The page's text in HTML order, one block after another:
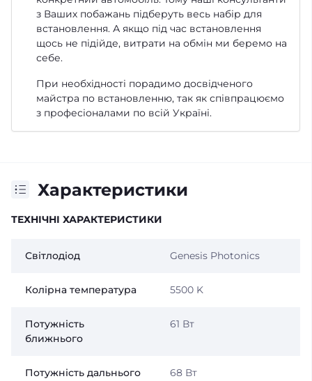
з Ваших побажань підберуть весь набір для
встановлення. А якщо під час встановлення
щось не підійде, витрати на обмін ми беремо на
себе.
При необхідності порадимо досвідченого
майстра по встановленню, так як співпрацюємо
з професіоналами по всій Україні.
Характеристики
ТЕХНІЧНІ ХАРАКТЕРИСТИКИ
Світлодіод Genesis Photonics
Колірна температура 5500 K
Потужність
ближнього
61 Вт
Потужність дальнього 68 Вт